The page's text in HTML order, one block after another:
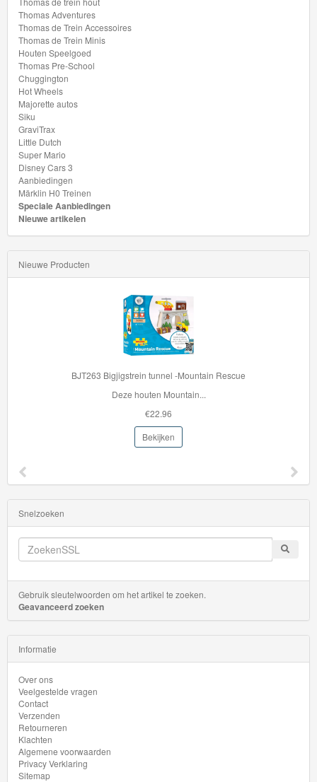
Super
Mario
Disney
Cars
3
Aanbiedingen
Märklin
H0
Treinen
Thomas Adventures
Thomas de Trein Accessoires
Thomas de Trein Minis
Houten Speelgoed
Thomas Pre-School
Chuggington
Hot Wheels
Majorette autos
Siku
GraviTrax
Little Dutch
Super Mario
Disney Cars 3
Aanbiedingen
Märklin H0 Treinen
Speciale Aanbiedingen
Nieuwe artikelen
Nieuwe Producten
BJT263 Bigjigstrein tunnel -Mountain Rescue
Deze houten Mountain...
€22.96
Bekijken
Snelzoeken
Gebruik sleutelwoorden om het artikel te zoeken.
Geavanceerd zoeken
Informatie
Over ons
Veelgestelde vragen
Contact
Verzenden
Retourneren
Klachten
Algemene voorwaarden
Privacy Verklaring
Sitemap